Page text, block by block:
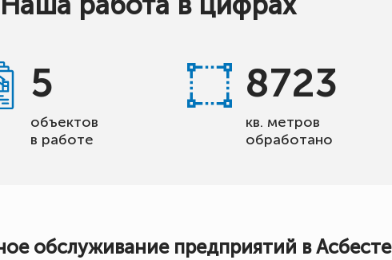
5
объектов
в работе
8723
кв. метров
обработано
обслуживание предприятий в Асбесте